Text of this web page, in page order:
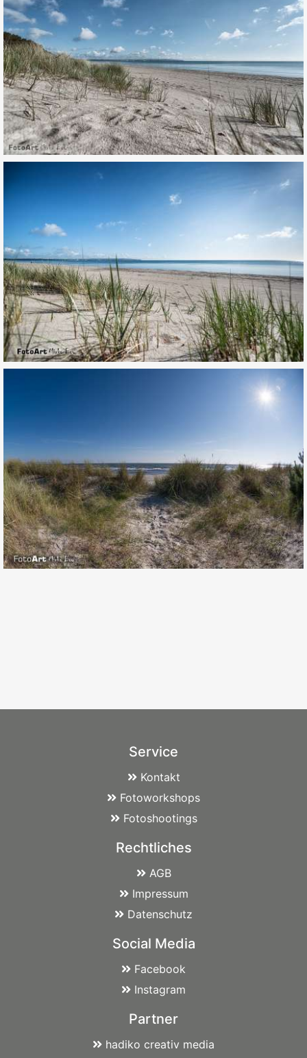
Service
Kontakt
Fotoworkshops
Fotoshootings
Rechtliches
AGB
Impressum
Datenschutz
Social Media
Facebook
Instagram
Partner
hadiko creativ media